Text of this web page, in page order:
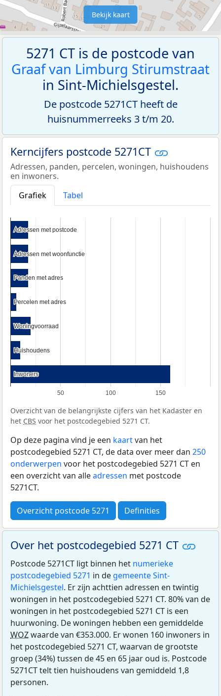
Bekijk kaart
5271 CT is de postcode van
Graaf van Limburg Stirumstraat
in Sint-Michielsgestel.
De postcode 5271CT heeft de
huisnummerreeks 3 t/m 20.
Kerncijfers postcode 5271CT
Adressen, panden, percelen, woningen, huishoudens
en inwoners.
Grafiek
Tabel
50 100 150
Adressen met postcode
Adressen met postcode
Adressen met woonfunctie
Adressen met woonfunctie
Panden met adres
Panden met adres
Percelen met adres
Percelen met adres
Woningvoorraad
Woningvoorraad
Huishoudens
Huishoudens
Inwoners
Inwoners
Overzicht van de belangrijkste cijfers van het Kadaster en
het CBS voor het postcodegebied 5271 CT.
Op deze pagina vind je een kaartvan het
postcodegebied 5271 CT, de data over meer dan 250
onderwerpen voor het postcodegebied 5271 CT en
een overzicht van alleadressen met postcode
5271CT.
Overzicht postcode 5271 Definities
Over het postcodegebied 5271 CT
Postcode 5271CT ligt binnen het numerieke
postcodegebied 5271 in de gemeente Sint-
Michielsgestel. Er zijn achttien adressen en twintig
woningen in het postcodegebied 5271 CT. 80% van de
woningen in het postcodegebied 5271 CT is een
huurwoning. De woningen hebben een gemiddelde
WOZwaarde van €353.000. Er wonen 160 inwoners in
het postcodegebied 5271 CT, waarvan de grootste
groep (34%) tussen de 45 en 65 jaar oud is. Postcode
5271CT telt tien huishoudens van gemiddeld 1,8
personen.